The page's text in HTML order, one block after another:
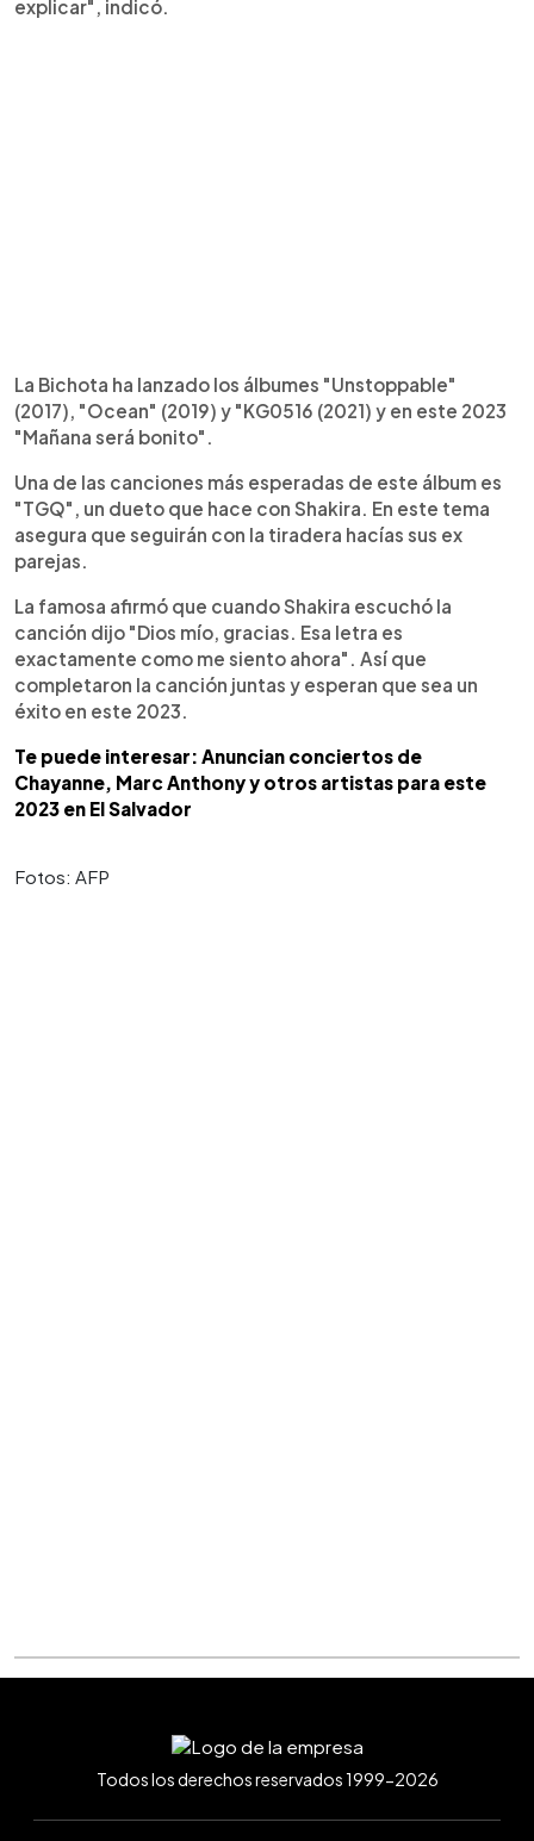
explicar", indicó.
La Bichota ha lanzado los álbumes "Unstoppable"
(2017), "Ocean" (2019) y "KG0516 (2021) y en este 2023
"Mañana será bonito".
Una de las canciones más esperadas de este álbum es
"TGQ", un dueto que hace con Shakira. En este tema
asegura que seguirán con la tiradera hacías sus ex
parejas.
La famosa afirmó que cuando Shakira escuchó la
canción dijo "Dios mío, gracias. Esa letra es
exactamente como me siento ahora". Así que
completaron la canción juntas y esperan que sea un
éxito en este 2023.
Te puede interesar: Anuncian conciertos de
Chayanne, Marc Anthony y otros artistas para este
2023 en El Salvador
Fotos: AFP
Todos los derechos reservados 1999-2026